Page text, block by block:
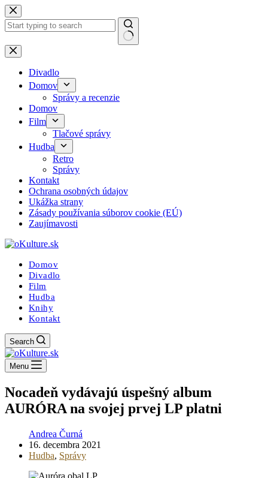
Skip
to
content
No
results
Divadlo
Domov
Správy a recenzie
Domov
Film
Tlačové správy
Hudba
Retro
Správy
Kontakt
Ochrana osobných údajov
Ukážka strany
Zásady používania súborov cookie (EÚ)
Zaujímavosti
Domov
Divadlo
Film
Hudba
Knihy
Kontakt
Search
Menu
Nocadeň vydávajú úspešný album
AURÓRA na svojej prvej LP platni
Andrea Čurná
16. decembra 2021
Hudba, Správy